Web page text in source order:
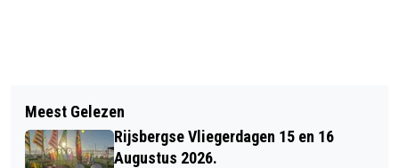
MAN AANGEHOUDEN OP VERDENKING
VAN HELING AUTO
BRAVIS PRESENTEERT JAARVERSLAG
2021
Meest Gelezen
Rijsbergse Vliegerdagen 15 en 16
Augustus 2026.